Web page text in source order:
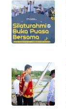
LAMPUNG
WN
JATENG
WN
NUSANTARA
WN